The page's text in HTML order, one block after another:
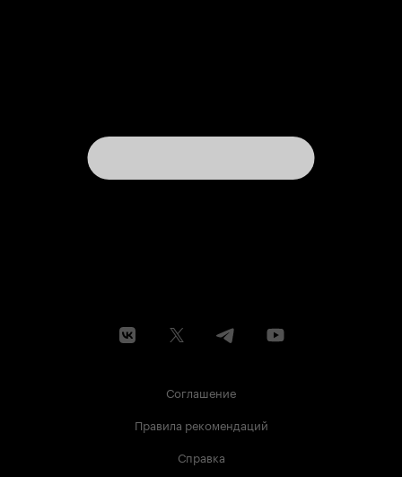
Соглашение
Правила рекомендаций
Справка